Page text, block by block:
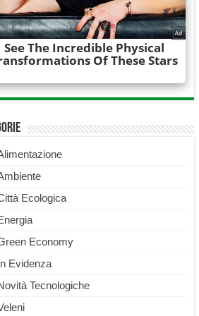
Ecologica
Economy
Evidenza
Tecnologiche